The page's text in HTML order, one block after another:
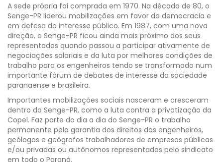
A sede própria foi comprada em 1970. Na década de 80, o
Senge-PR liderou mobilizações em favor da democracia e
em defesa do interesse público. Em 1987, com uma nova
direção, o Senge-PR ficou ainda mais próximo dos seus
representados quando passou a participar ativamente de
negociações salariais e da luta por melhores condições de
trabalho para os engenheiros tendo se transformado num
importante fórum de debates de interesse da sociedade
paranaense e brasileira.
Importantes mobilizações sociais nasceram e cresceram
dentro do Senge-PR, como a luta contra a privatização da
Copel. Faz parte do dia a dia do Senge-PR o trabalho
permanente pela garantia dos direitos dos engenheiros,
geólogos e geógrafos trabalhadores de empresas públicas
e/ou privadas ou autônomos representados pelo sindicato
em todo o Paraná.